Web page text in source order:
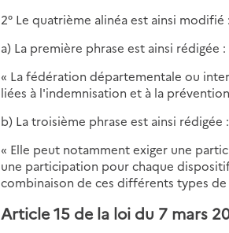
2° Le quatrième alinéa est ainsi modifié :
a) La première phrase est ainsi rédigée :
« La fédération départementale ou
liées à l'indemnisation et à la
b) La troisième phrase est ainsi rédigée :
« Elle peut notamment exiger une
une participation pour chaque
combinaison de ces différents types
Article 15 de la loi du 7 mars